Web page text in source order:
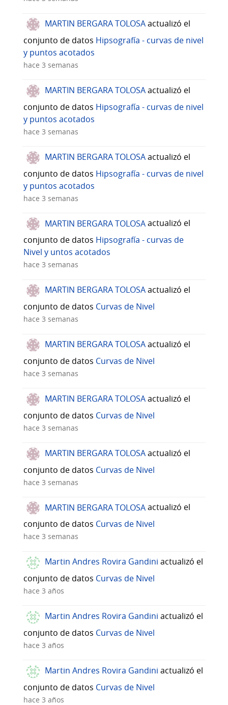
MARTIN BERGARA TOLOSAactualizó el
conjunto de datos Hipsografía - curvas de nivel
y puntos acotados
hace 3 semanas
MARTIN BERGARA TOLOSAactualizó el
conjunto de datos Hipsografía - curvas de nivel
y puntos acotados
hace 3 semanas
MARTIN BERGARA TOLOSAactualizó el
conjunto de datos Hipsografía - curvas de nivel
y puntos acotados
hace 3 semanas
MARTIN BERGARA TOLOSAactualizó el
conjunto de datos Hipsografía - curvas de
Nivel y untos acotados
hace 3 semanas
MARTIN BERGARA TOLOSAactualizó el
conjunto de datos Curvas de Nivel
hace 3 semanas
MARTIN BERGARA TOLOSAactualizó el
conjunto de datos Curvas de Nivel
hace 3 semanas
MARTIN BERGARA TOLOSAactualizó el
conjunto de datos Curvas de Nivel
hace 3 semanas
MARTIN BERGARA TOLOSAactualizó el
conjunto de datos Curvas de Nivel
hace 3 semanas
MARTIN BERGARA TOLOSAactualizó el
conjunto de datos Curvas de Nivel
hace 3 semanas
Martin Andres Rovira Gandini actualizó el
conjunto de datos Curvas de Nivel
hace 3 años
Martin Andres Rovira Gandini actualizó el
conjunto de datos Curvas de Nivel
hace 3 años
Martin Andres Rovira Gandini actualizó el
conjunto de datos Curvas de Nivel
hace 3 años